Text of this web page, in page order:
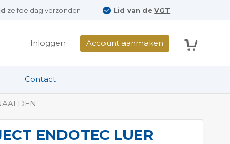
zelfde dag verzonden Lid van deVGT
Inloggen Account aanmaken
Contact
ENDOTEC LUER